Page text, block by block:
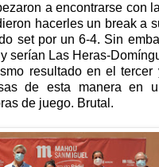
a encontrarse con
hacerles un break a
set por un 6-4. Sin
serían Las Heras-
resultado en el tercer
de esta manera en
de juego. Brutal.